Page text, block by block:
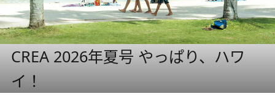
CREA 2026年夏号 やっぱり、ハワ
イ！